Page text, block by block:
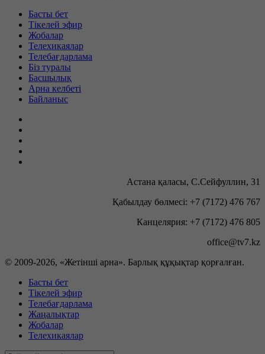
Басты бет
Тікелей эфир
Жобалар
Телехикаялар
Телебағдарлама
Біз туралы
Басшылық
Арна келбеті
Байланыс
Астана қаласы, С.Сейфуллин, 31
Қабылдау бөлмесі: +7 (7172) 476 767
Канцелярия: +7 (7172) 476 805
office@tv7.kz
© 2009-2026, «Жетінші арна». Барлық құқықтар қорғалған.
Басты бет
Тікелей эфир
Телебағдарлама
Жаңалықтар
Жобалар
Телехикаялар